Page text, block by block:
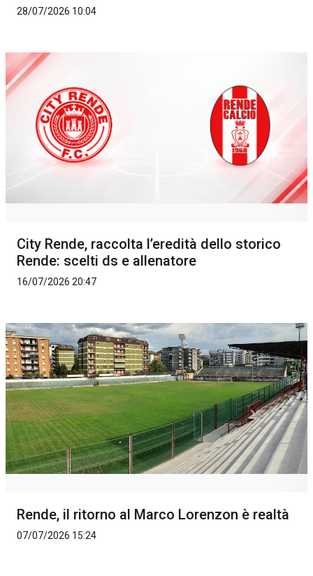
28/07/2026 10:04
City Rende, raccolta l’eredità dello storico
Rende: scelti ds e allenatore
16/07/2026 20:47
Rende, il ritorno al Marco Lorenzon è realtà
07/07/2026 15:24